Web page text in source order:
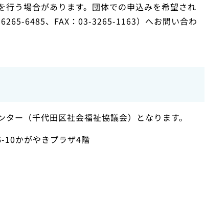
う場合があります。団体での申込みを希望され
6485、FAX：03-3265-1163）へお問い合わ
ー（千代田区社会福祉協議会）となります。
かがやきプラザ4階